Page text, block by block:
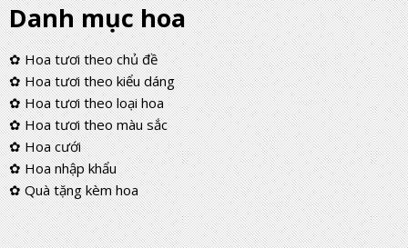
Danh mục hoa
✿ Hoa tươi theo chủ đề
✿ Hoa tươi theo kiểu dáng
✿ Hoa tươi theo loại hoa
✿ Hoa tươi theo màu sắc
✿ Hoa cưới
✿ Hoa nhập khẩu
✿ Quà tặng kèm hoa